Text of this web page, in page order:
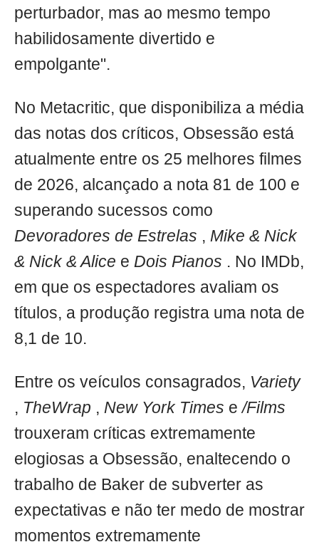
perturbador, mas ao mesmo tempo
habilidosamente divertido e
empolgante".
No Metacritic, que disponibiliza a média
das notas dos críticos, Obsessão está
atualmente entre os 25 melhores filmes
de 2026, alcançado a nota 81 de 100 e
superando sucessos como
Devoradores de Estrelas , Mike & Nick
& Nick & Alice e Dois Pianos . No IMDb,
em que os espectadores avaliam os
títulos, a produção registra uma nota de
8,1 de 10.
Entre os veículos consagrados, Variety
, TheWrap , New York Times e/Films
trouxeram críticas extremamente
elogiosas a Obsessão, enaltecendo o
trabalho de Baker de subverter as
expectativas e não ter medo de mostrar
momentos extremamente